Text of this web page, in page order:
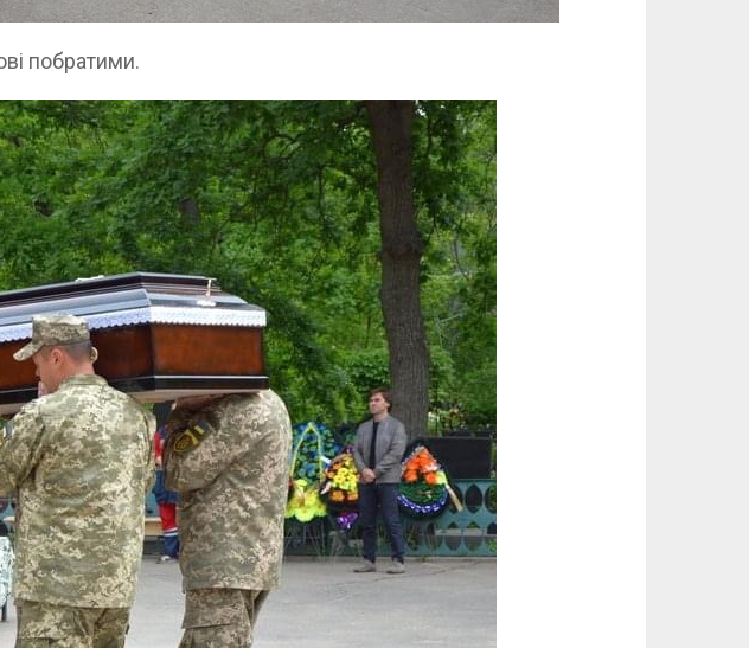
побратими.